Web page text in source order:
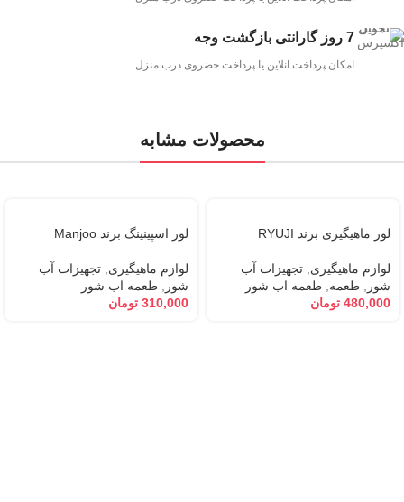
7 روز گارانتی بازگشت وجه
امکان پرداخت انلاین یا پرداخت حضروی درب منزل
محصولات مشابه
لور ماهیگیری برند RYUJI
لوازم ماهیگیری تجهیزات آب
شور
طعمه طعمه اب شور
480,000 تومان
لور اسپینینگ برند Manjoo
لوازم ماهیگیری تجهیزات آب
شور
طعمه اب شور
310,000 تومان